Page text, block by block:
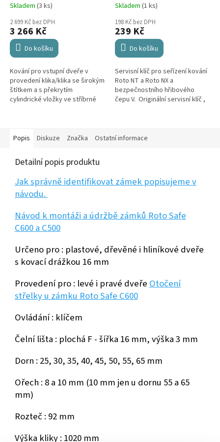
Skladem (3 ks)
2 699 Kč bez DPH
3 266 Kč
Do košíku
Kování pro vstupní dveře v
provedení klika/klika se širokým
štítkem a s překrytím
cylindrické vložky ve stříbrné
Skladem (1 ks)
198 Kč bez DPH
239 Kč
Do košíku
Servisní klíč pro seřízení kování
Roto NT a Roto NX a
bezpečnostního hřibového
čepu V. Originální servisní klíč ,
Popis Diskuze Značka Ostatní informace
Detailní popis produktu
Jak správně identifikovat zámek popisujeme v
návodu.
Návod k montáži a údržbě zámků Roto Safe
C600 a C500
Určeno pro : plastové, dřevěné i hliníkové dveře
s kovací drážkou 16 mm
Provedení pro : levé i pravé dveře Otočení
střelky u zámku Roto Safe C600
Ovládání : klíčem
Čelní lišta : plochá F - šířka 16 mm, výška 3 mm
Dorn : 25, 30, 35, 40, 45, 50, 55, 65 mm
Ořech : 8 a 10 mm (10 mm jen u dornu 55 a 65
mm)
Rozteč : 92 mm
Výška kliky : 1020 mm